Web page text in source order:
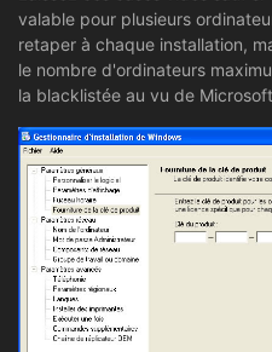
valable pour plusieurs
retaper à chaque installation,
le nombre d'ordinateurs
la blacklistée au vu de